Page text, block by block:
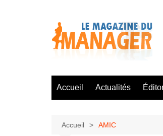
Accueil Actualités
Accueil AMIC